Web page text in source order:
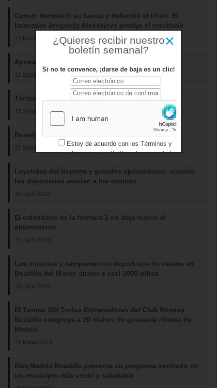
Canelo demostró su fuerza y ​​defendió el título. El
boxeador Jevgenijs Aleksejevs predijo el resultado
17 Noviembre 2023
Apuestas de fútbol virtuales legales 2023
21 Septiembre 2023
Términos básicos del béisbol
15 Septiembre 2023
Reseña del mejor casino online de Perú
07 Septiembre 2023
Leyendas del deporte y grandes apostadores: cuando
los deportistas acuden a los casinos
25 Julio 2023
El calendario de la fórmula 1 no deja hueco al
aburrimiento
12 Julio 2023
Las colonias y campamentos deportivos de verano en
Boadilla del Monte atraen a casi 2000 niños
10 Julio 2023
El Torneo XIX Trofeo Entrenadoras del Club Rítmica
Boadilla congrega a 20 clubes de gimnasia rítmica de
Madrid
31 Mayo 2023
Más Madrid Boadilla presenta su programa centrado en
un municipio más verde y saludable
×
¿Quieres recibir nuestro
boletín semanal?
Si no te convence, ¡darse de baja es un clic!
Estoy de acuerdo con los Términos y
condicionesy losPolítica de privacidad